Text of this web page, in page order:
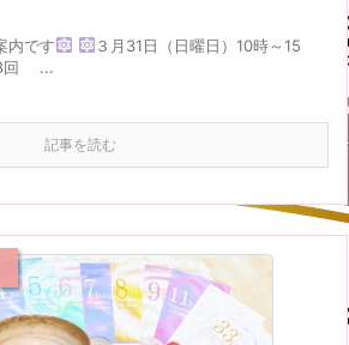
内です
３月31日（日曜日）10時～15
回 ...
記事を読む